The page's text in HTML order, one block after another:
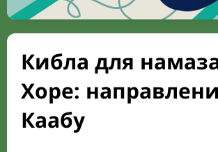
Кибла для
Хоре:
Каабу